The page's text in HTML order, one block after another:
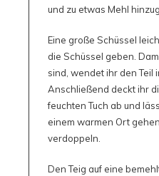
und zu etwas Mehl
Eine große Schüssel
die Schüssel geben.
sind, wendet ihr den Teil
Anschließend deckt ihr
feuchten Tuch ab und
einem warmen Ort
verdoppeln.
Den Teig auf eine